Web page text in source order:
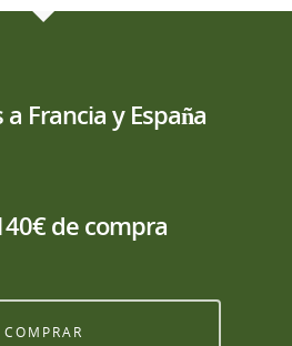
Francia y España
de compra
COMPRAR